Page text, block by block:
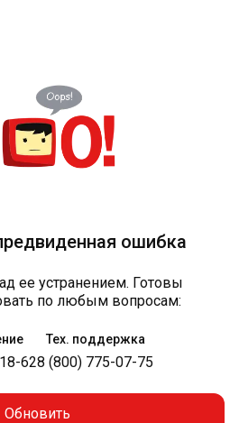
ошибка
ее устранением. Готовы
по любым вопросам:
62
Тех. поддержка
8 (800) 775-07-75
Обновить